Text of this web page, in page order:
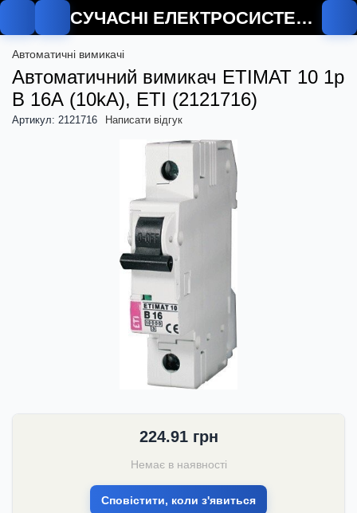
СУЧАСНІ ЕЛЕКТРОСИСТЕМИ
Автоматичні вимикачі
Автоматичний вимикач ETIMAT 10 1p
B 16А (10kA), ETI (2121716)
Артикул: 2121716 Написати відгук
224.91грн
Немає в наявності
Сповістити, коли з'явиться